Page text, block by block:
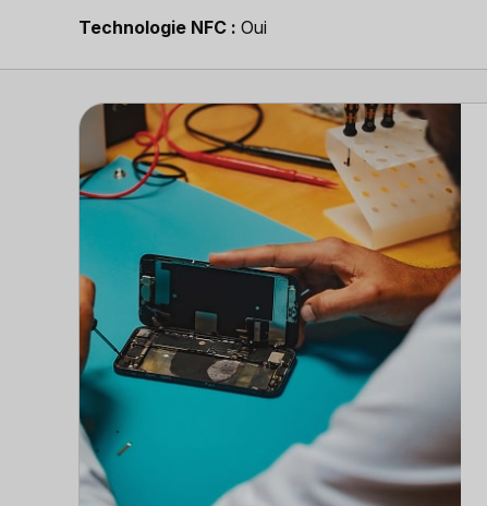
Technologie NFC
Oui